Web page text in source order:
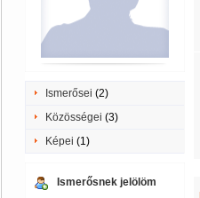
Ismerősei (2)
Közösségei (3)
Képei (1)
Ismerősnek jelölöm